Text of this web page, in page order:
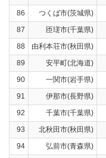
86
つくば市(茨城県)
87
匝瑳市(千葉県)
88
由利本荘市(秋田県)
89
安平町(北海道)
90
一関市(岩手県)
91
伊那市(長野県)
92
千葉市(千葉県)
93
北秋田市(秋田県)
94
弘前市(青森県)